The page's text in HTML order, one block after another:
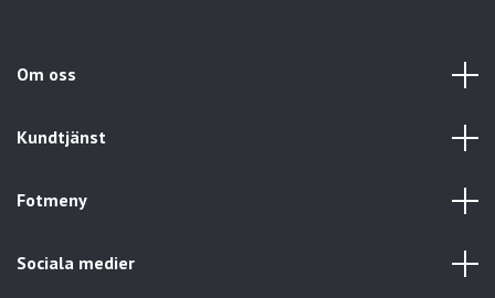
Om oss
Kundtjänst
Fotmeny
Sociala medier